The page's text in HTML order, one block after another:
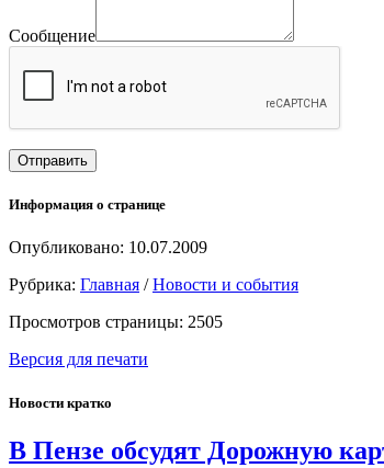
Сообщение
Информация о странице
Опубликовано: 10.07.2009
Рубрика: Главная /Новости и события
Просмотров страницы: 2505
Версия для печати
Новости кратко
В Пензе обсудят Дорожную